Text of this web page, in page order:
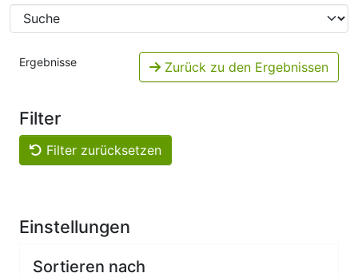
Ergebnisse Zurück zu den Ergebnissen
Filter
Filter zurücksetzen
Einstellungen
Sortieren nach